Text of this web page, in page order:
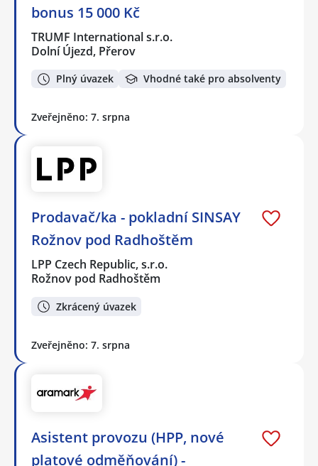
bonus 15 000 Kč
TRUMF International s.r.o.
Dolní Újezd, Přerov
Plný úvazek Vhodné také pro absolventy
Zveřejněno: 7. srpna
Prodavač/ka - pokladní SINSAY
Rožnov pod Radhoštěm
LPP Czech Republic, s.r.o.
Rožnov pod Radhoštěm
Zkrácený úvazek
Zveřejněno: 7. srpna
Asistent provozu (HPP, nové
platové odměňování) -